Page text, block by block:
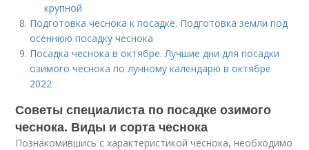
крупной
Подготовка чеснока к посадке. Подготовка земли под
осеннюю посадку чеснока
Посадка чеснока в октябре. Лучшие дни для посадки
озимого чеснока по лунному календарю в октябре
2022
Советы специалиста по посадке озимого
чеснока. Виды и сорта чеснока
Познакомившись с характеристикой чеснока, необходимо